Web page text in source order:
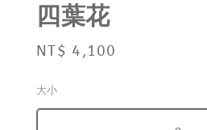
四葉花
Regular
NT$ 4,100
大小